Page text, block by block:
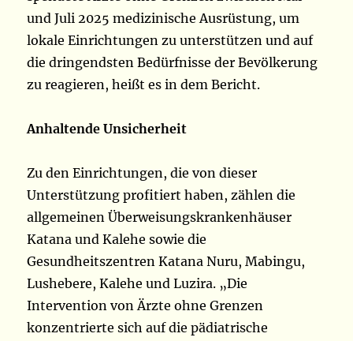
und Juli 2025 medizinische Ausrüstung, um
lokale Einrichtungen zu unterstützen und auf
die dringendsten Bedürfnisse der Bevölkerung
zu reagieren, heißt es in dem Bericht.
Anhaltende Unsicherheit
Zu den Einrichtungen, die von dieser
Unterstützung profitiert haben, zählen die
allgemeinen Überweisungskrankenhäuser
Katana und Kalehe sowie die
Gesundheitszentren Katana Nuru, Mabingu,
Lushebere, Kalehe und Luzira. „Die
Intervention von Ärzte ohne Grenzen
konzentrierte sich auf die pädiatrische